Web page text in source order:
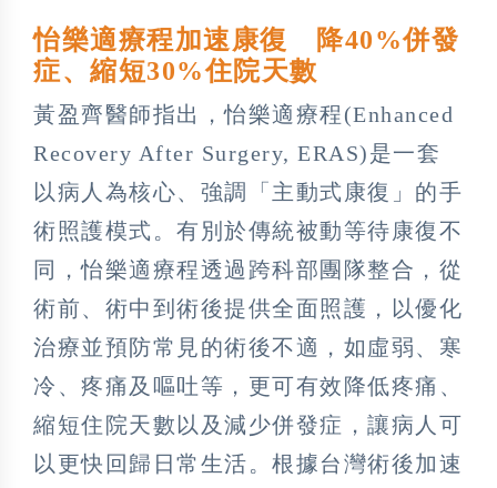
怡樂適療程加速康復 降40%併發
症、縮短30%住院天數
黃盈齊醫師指出，怡樂適療程(Enhanced
Recovery After Surgery, ERAS)是一套
以病人為核心、強調「主動式康復」的手
術照護模式。有別於傳統被動等待康復不
同，怡樂適療程透過跨科部團隊整合，從
術前、術中到術後提供全面照護，以優化
治療並預防常見的術後不適，如虛弱、寒
冷、疼痛及嘔吐等，更可有效降低疼痛、
縮短住院天數以及減少併發症，讓病人可
以更快回歸日常生活。根據台灣術後加速